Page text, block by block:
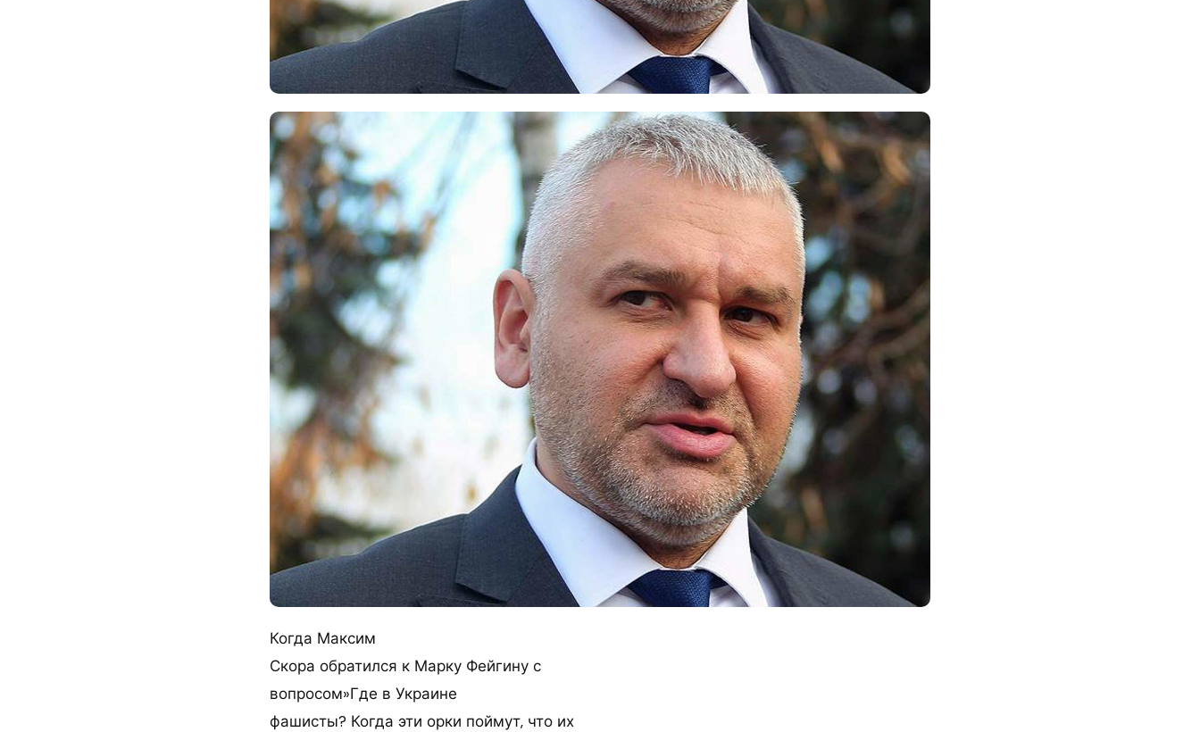
Когда Максим
Скора обратился к Марку Фейгину с
вопросом»Где в Украине
фашисты? Когда эти орки поймут, что их